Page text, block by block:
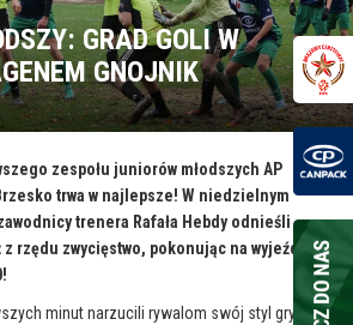
GRAD GOLI W
GNOJNIK
zespołu juniorów młodszych AP
trwa w najlepsze! W niedzielnym
trenera Rafała Hebdy odnieśli
rzędu zwycięstwo, pokonując na wyjeździe
minut narzucili rywalom swój styl gry,